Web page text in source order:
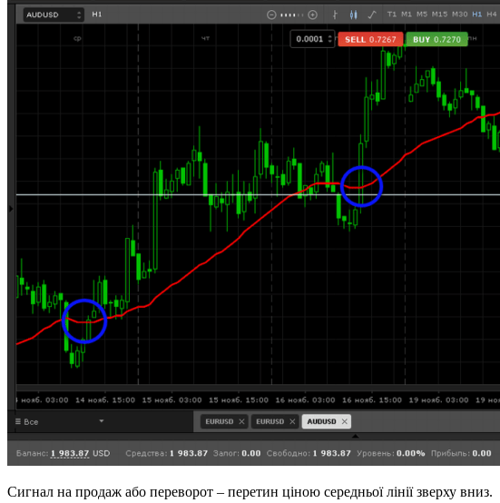
Сигнал на продаж або переворот – перетин ціною середньої лінії зверху вниз.